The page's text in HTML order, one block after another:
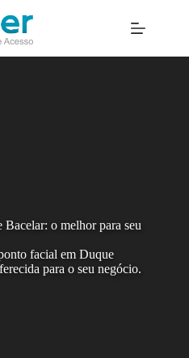
o melhor para seu
facial em Duque
para o seu negócio.